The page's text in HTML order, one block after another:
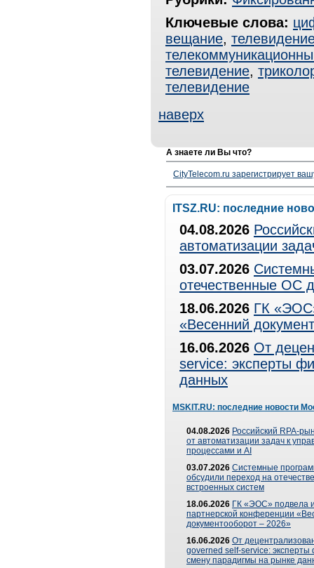
Ключевые слова:
вещание,
телевидение,
телевидение
наверх
А знаете ли Вы что?
CityTelecom.ru зарегистрирует
ITSZ.RU: последние
04.08.2026
автоматизации
03.07.2026
отечественные ОС
18.06.2026 ГК
«Весенний
16.06.2026 От
service: эксперты
данных
MSKIT.RU: последние новости
04.08.2026 Российский RPA-
от автоматизации задач к
процессами и AI
03.07.2026 Системные
обсудили переход на
встроенных систем
18.06.2026 ГК «ЭОС» подвела
партнерской конференции
документооборот – 2026»
16.06.2026 От
governed self-service: эксперты
смену парадигмы на рынке